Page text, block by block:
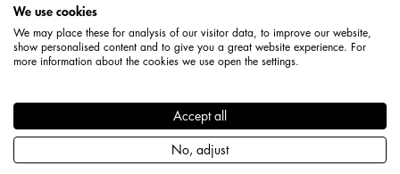
611157820 Schräghalter f. Regalsäule Verchromt
P/Lose; ; Maße: 203
Artikelnummer: 1578208500489
Nettogewicht: 0,225 kg
Keine Varianten verfügbar
We use cookies
We may place these for analysis of our visitor data, to improve our website,
show personalised content and to give you a great website experience. For
more information about the cookies we use open the settings.
Accept all
No, adjust